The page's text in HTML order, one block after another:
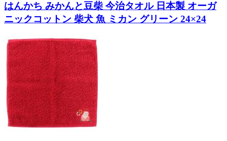
はんかち みかんと豆柴 今治タオル 日本製 オーガ
ニックコットン 柴犬 魚 ミカン グリーン 24×24